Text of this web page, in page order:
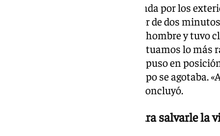
Miguel estaba haciendo una ronda por los
su compañera. «Llegué alrededor de dos
precisa. En el lugar, encontró al hombre y tuvo
parada cardiorrespiratoria». «Actuamos lo más
tomaron las pulsaciones y se le puso en
había reacción, ni pulso; el tiempo se agotaba.
empezamos a hacerle la RCP», concluyó.
Cinco minutos «cruciales para salvarle la